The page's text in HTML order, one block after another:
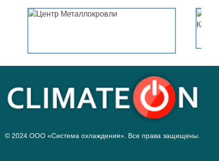
© 2024 ООО «Система охлаждения». Все права защищены.